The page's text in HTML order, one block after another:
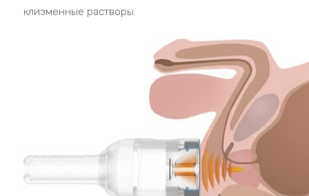
клизменные растворы.